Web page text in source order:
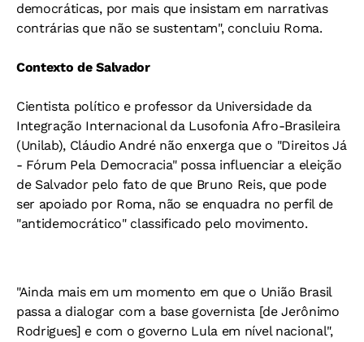
democráticas, por mais que insistam em narrativas
contrárias que não se sustentam", concluiu Roma.
Contexto de Salvador
Cientista político e professor da Universidade da
Integração Internacional da Lusofonia Afro-Brasileira
(Unilab), Cláudio André não enxerga que o "Direitos Já
- Fórum Pela Democracia" possa influenciar a eleição
de Salvador pelo fato de que Bruno Reis, que pode
ser apoiado por Roma, não se enquadra no perfil de
"antidemocrático" classificado pelo movimento.
"Ainda mais em um momento em que o União Brasil
passa a dialogar com a base governista [de Jerônimo
Rodrigues] e com o governo Lula em nível nacional",